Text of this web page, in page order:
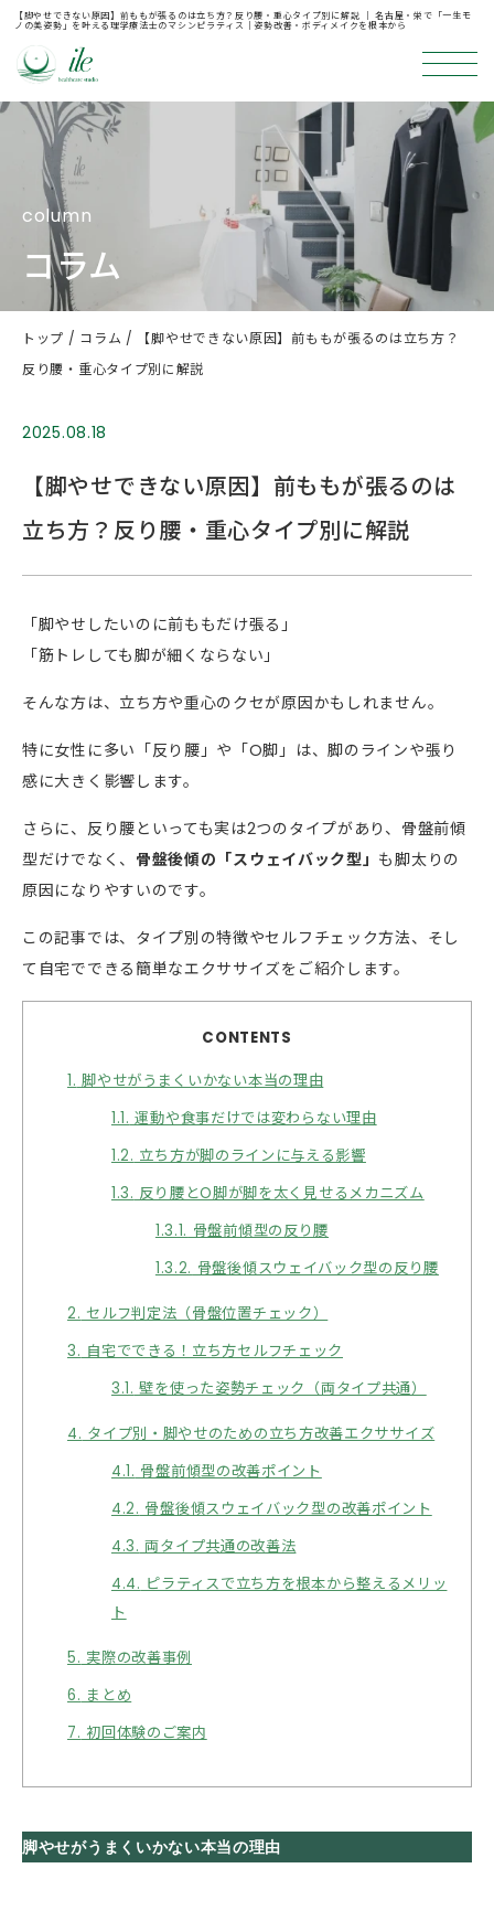
【脚やせできない原因】前ももが張るのは立ち方？反り腰・重心タイプ別に解説 ｜ 名古屋・栄で「一生モ
ノの美姿勢」を叶える理学療法士のマシンピラティス｜姿勢改善・ボディメイクを根本から
column
コラム
トップ コラム
【脚やせできない原因】前ももが張るのは立ち方？
反り腰・重心タイプ別に解説
2025.08.18
【脚やせできない原因】前ももが張るのは
立ち方？反り腰・重心タイプ別に解説
「脚やせしたいのに前ももだけ張る」
「筋トレしても脚が細くならない」
そんな方は、立ち方や重心のクセが原因かもしれません。
特に女性に多い「反り腰」や「O脚」は、脚のラインや張り
感に大きく影響します。
さらに、反り腰といっても実は2つのタイプがあり、骨盤前傾
型だけでなく、 骨盤後傾の「スウェイバック型」 も脚太りの
原因になりやすいのです。
この記事では、タイプ別の特徴やセルフチェック方法、そし
て自宅でできる簡単なエクササイズをご紹介します。
CONTENTS
1. 脚やせがうまくいかない本当の理由
1.1. 運動や食事だけでは変わらない理由
1.2. 立ち方が脚のラインに与える影響
1.3. 反り腰とO脚が脚を太く見せるメカニズム
1.3.1. 骨盤前傾型の反り腰
1.3.2. 骨盤後傾スウェイバック型の反り腰
2. セルフ判定法（骨盤位置チェック）
3. 自宅でできる！立ち方セルフチェック
3.1. 壁を使った姿勢チェック（両タイプ共通）
4. タイプ別・脚やせのための立ち方改善エクササイズ
4.1. 骨盤前傾型の改善ポイント
4.2. 骨盤後傾スウェイバック型の改善ポイント
4.3. 両タイプ共通の改善法
4.4. ピラティスで立ち方を根本から整えるメリッ
ト
5. 実際の改善事例
6. まとめ
7. 初回体験のご案内
脚やせがうまくいかない本当の理由